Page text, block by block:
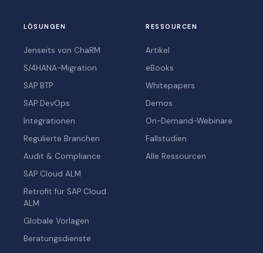
LÖSUNGEN
Jenseits von ChaRM
S/4HANA-Migration
SAP BTP
SAP DevOps
Integrationen
Regulierte Branchen
Audit & Compliance
SAP Cloud ALM
Retrofit für SAP Cloud
ALM
Globale Vorlagen
Beratungsdienste
RESSOURCEN
Artikel
eBooks
Whitepapers
Demos
On-Demand-Webinare
Fallstudien
Alle Ressourcen